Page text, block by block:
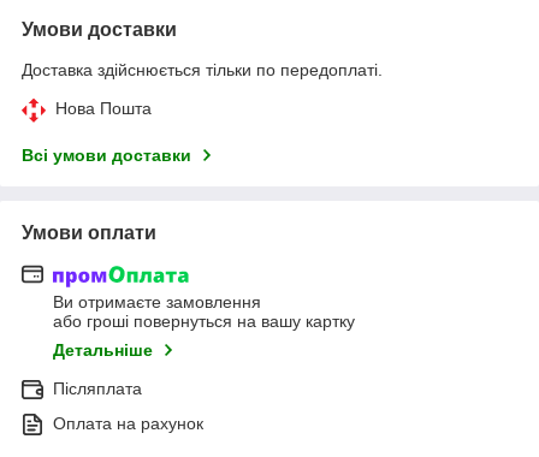
Умови доставки
Доставка здійснюється тільки по передоплаті.
Нова Пошта
Всі умови доставки
Умови оплати
Ви отримаєте замовлення
або гроші повернуться на вашу картку
Детальніше
Післяплата
Оплата на рахунок